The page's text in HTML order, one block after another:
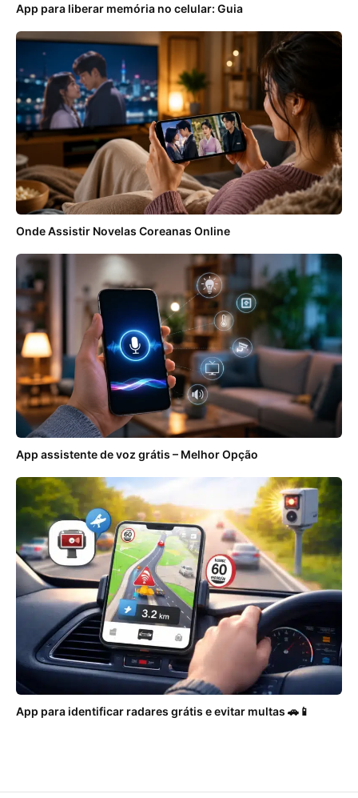
App para liberar memória no celular: Guia
Onde Assistir Novelas Coreanas Online
App assistente de voz grátis – Melhor Opção
App para identificar radares grátis e evitar multas 🚗📱